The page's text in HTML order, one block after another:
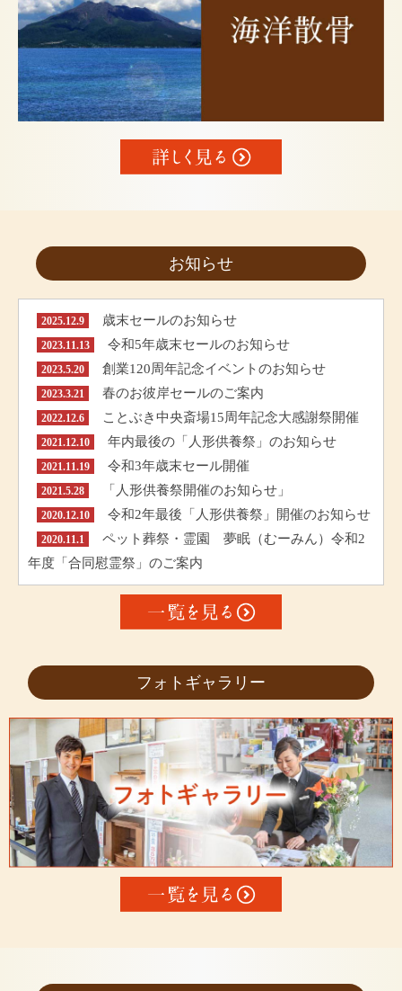
お知らせ
2025.12.9 歳末セールのお知らせ
2023.11.13 令和5年歳末セールのお知らせ
2023.5.20 創業120周年記念イベントのお知らせ
2023.3.21 春のお彼岸セールのご案内
2022.12.6 ことぶき中央斎場15周年記念大感謝祭開催
2021.12.10 年内最後の「人形供養祭」のお知らせ
2021.11.19 令和3年歳末セール開催
2021.5.28 「人形供養祭開催のお知らせ」
2020.12.10 令和2年最後「人形供養祭」開催のお知らせ
2020.11.1
ペット葬祭・霊園 夢眠（むーみん）令和2
年度「合同慰霊祭」のご案内
フォトギャラリー